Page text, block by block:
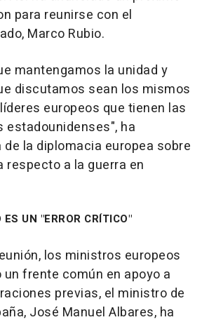
para reunirse con el
Marco Rubio.
mantengamos la unidad y
discutamos sean los mismos
europeos que tienen las
estadounidenses", ha
la diplomacia europea sobre
respecto a la guerra en
UN "ERROR CRÍTICO"
los ministros europeos
frente común en apoyo a
previas, el ministro de
José Manuel Albares, ha